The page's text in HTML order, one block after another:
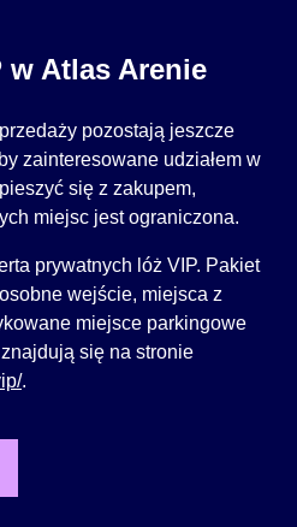
w Atlas Arenie
pozostają jeszcze
zainteresowane udziałem w
się z zakupem,
miejsc jest ograniczona.
prywatnych lóż VIP. Pakiet
wejście, miejsca z
miejsce parkingowe
się na stronie
.